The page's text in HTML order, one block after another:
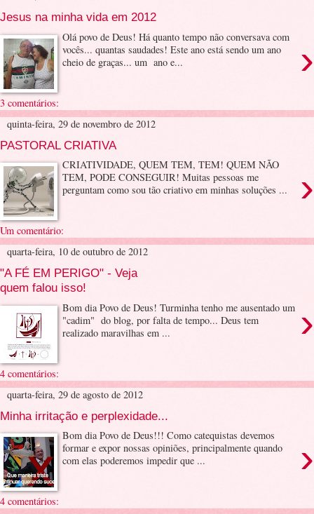
Jesus na minha vida em 2012
›
Olá povo de Deus! Há quanto tempo não conversava com
vocês... quantas saudades! Este ano está sendo um ano
cheio de graças... um ano e...
3 comentários:
quinta-feira, 29 de novembro de 2012
PASTORAL CRIATIVA
›
CRIATIVIDADE, QUEM TEM, TEM! QUEM NÃO
TEM, PODE CONSEGUIR! Muitas pessoas me
perguntam como sou tão criativo em minhas soluções ...
Um comentário:
quarta-feira, 10 de outubro de 2012
"A FÉ EM PERIGO" - Veja
quem falou isso!
›
Bom dia Povo de Deus! Turminha tenho me ausentado um
"cadim" do blog, por falta de tempo... Deus tem
realizado maravilhas em ...
4 comentários:
quarta-feira, 29 de agosto de 2012
Minha irritação e perplexidade...
›
Bom dia Povo de Deus!!! Como catequistas devemos
formar e expor nossas opiniões, principalmente quando
com elas poderemos impedir que ...
4 comentários: